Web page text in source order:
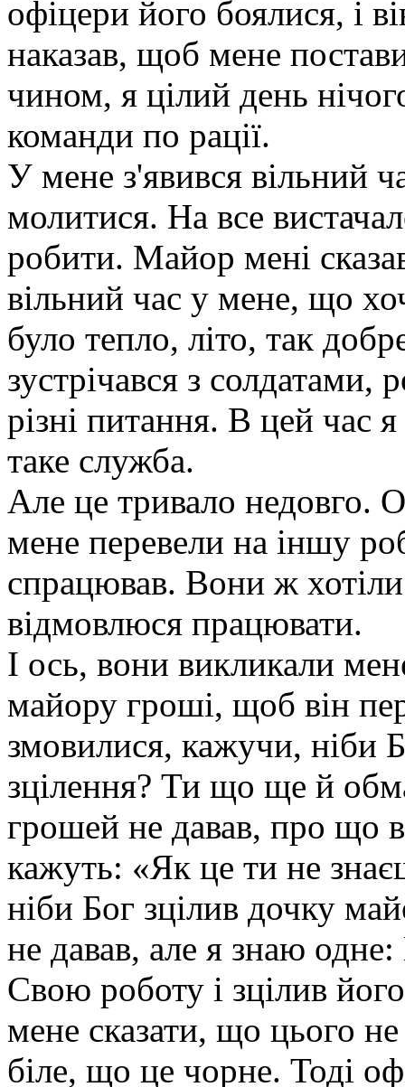
офіцери його боялися, і
наказав, щоб мене
чином, я цілий день
команди по рації.
У мене з'явився вільний
молитися. На все
робити. Майор мені
вільний час у мене, що
було тепло, літо, так
зустрічався з солдатами,
різні питання. В цей час
таке служба.
Але це тривало недовго.
мене перевели на іншу
спрацював. Вони ж
відмовлюся працювати.
І ось, вони викликали
майору гроші, щоб він
змовилися, кажучи, ніби
зцілення? Ти що ще й
грошей не давав, про що
кажуть: «Як це ти не
ніби Бог зцілив дочку
не давав, але я знаю
Свою роботу і зцілив
мене сказати, що цього
біле, що це чорне. Тоді